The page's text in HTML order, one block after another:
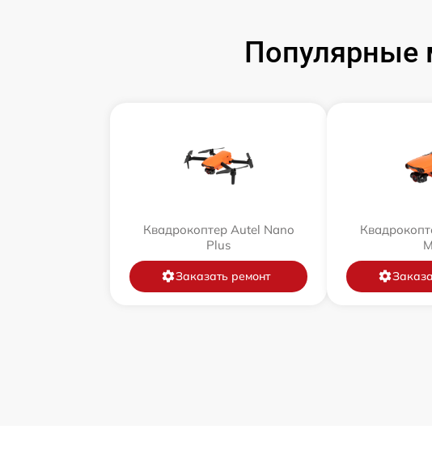
Популярные
Квадрокоптер Autel Nano
Plus
Заказать ремонт